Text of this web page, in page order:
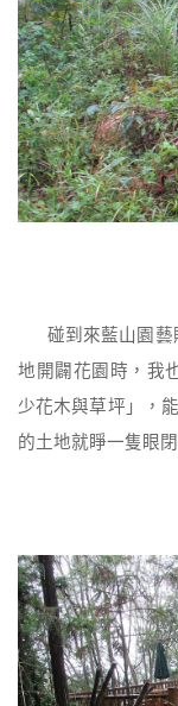
碰到來藍山園藝
地開闢花園時，我
少花木與草坪」，
的土地就睜一隻眼